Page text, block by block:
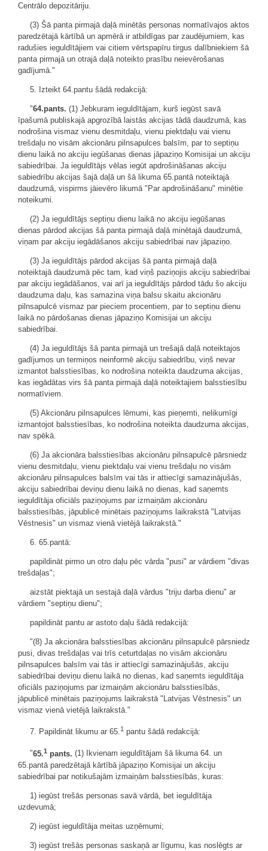
Centrālo depozitāriju.
(3) Šā panta pirmajā daļā minētās personas normatīvajos aktos
paredzētajā kārtībā un apmērā ir atbildīgas par zaudējumiem, kas
radušies ieguldītājiem vai citiem vērtspapīru tirgus dalībniekiem šā
panta pirmajā un otrajā daļā noteikto prasību neievērošanas
gadījumā."
5. Izteikt 64.pantu šādā redakcijā:
"64.pants. (1) Jebkuram ieguldītājam, kurš iegūst savā
īpašumā publiskajā apgrozībā laistās akcijas tādā daudzumā, kas
nodrošina vismaz vienu desmitdaļu, vienu piektdaļu vai vienu
trešdaļu no visām akcionāru pilnsapulces balsīm, par to septiņu
dienu laikā no akciju iegūšanas dienas jāpaziņo Komisijai un akciju
sabiedrībai. Ja ieguldītājs vēlas iegūt apdrošināšanas akciju
sabiedrību akcijas šajā daļā un šā likuma 65.pantā noteiktajā
daudzumā, vispirms jāievēro likumā "Par apdrošināšanu" minētie
noteikumi.
(2) Ja ieguldītājs septiņu dienu laikā no akciju iegūšanas
dienas pārdod akcijas šā panta pirmajā daļā minētajā daudzumā,
viņam par akciju iegādāšanos akciju sabiedrībai nav jāpaziņo.
(3) Ja ieguldītājs pārdod akcijas šā panta pirmajā daļā
noteiktajā daudzumā pēc tam, kad viņš paziņojis akciju sabiedrībai
par akciju iegādāšanos, vai arī ja ieguldītājs pārdod tādu šo akciju
daudzuma daļu, kas samazina viņa balsu skaitu akcionāru
pilnsapulcē vismaz par pieciem procentiem, par to septiņu dienu
laikā no pārdošanas dienas jāpaziņo Komisijai un akciju
sabiedrībai.
(4) Ja ieguldītājs šā panta pirmajā un trešajā daļā noteiktajos
gadījumos un termiņos neinformē akciju sabiedrību, viņš nevar
izmantot balsstiesības, ko nodrošina noteikta daudzuma akcijas,
kas iegādātas virs šā panta pirmajā daļā noteiktajiem balsstiesību
normatīviem.
(5) Akcionāru pilnsapulces lēmumi, kas pieņemti, nelikumīgi
izmantojot balsstiesības, ko nodrošina noteikta daudzuma akcijas,
nav spēkā.
(6) Ja akcionāra balsstiesības akcionāru pilnsapulcē pārsniedz
vienu desmitdaļu, vienu piektdaļu vai vienu trešdaļu no visām
akcionāru pilnsapulces balsīm vai tās ir attiecīgi samazinājušās,
akciju sabiedrībai deviņu dienu laikā no dienas, kad saņemts
ieguldītāja oficiāls paziņojums par izmaiņām akcionāru
balsstiesībās, jāpublicē minētais paziņojums laikrakstā "Latvijas
Vēstnesis" un vismaz vienā vietējā laikrakstā."
6. 65.pantā:
papildināt pirmo un otro daļu pēc vārda "pusi" ar vārdiem "divas
trešdaļas";
aizstāt piektajā un sestajā daļā vārdus "triju darba dienu" ar
vārdiem "septiņu dienu";
papildināt pantu ar astoto daļu šādā redakcijā:
"(8) Ja akcionāra balsstiesības akcionāru pilnsapulcē pārsniedz
pusi, divas trešdaļas vai trīs ceturtdaļas no visām akcionāru
pilnsapulces balsīm vai tās ir attiecīgi samazinājušās, akciju
sabiedrībai deviņu dienu laikā no dienas, kad saņemts ieguldītāja
oficiāls paziņojums par izmaiņām akcionāru balsstiesībās,
jāpublicē minētais paziņojums laikrakstā "Latvijas Vēstnesis" un
vismaz vienā vietējā laikrakstā."
7. Papildināt likumu ar 65.1 pantu šādā redakcijā:
"65.1 pants. (1) Ikvienam ieguldītājam šā likuma 64. un
65.pantā paredzētajā kārtībā jāpaziņo Komisijai un akciju
sabiedrībai par notikušajām izmaiņām balsstiesībās, kuras:
1) iegūst trešās personas savā vārdā, bet ieguldītāja
uzdevumā;
2) iegūst ieguldītāja meitas uzņēmumi;
3) iegūst trešās personas saskaņā ar līgumu, kas noslēgts ar